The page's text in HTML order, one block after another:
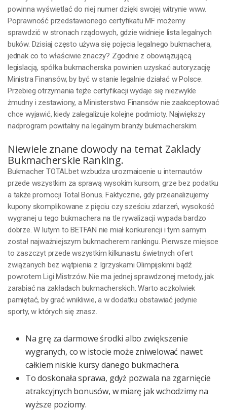
powinna wyświetlać do niej numer dzięki swojej witrynie www.
Poprawność przedstawionego certyfikatu MF możemy
sprawdzić w stronach rządowych, gdzie widnieje lista legalnych
buków. Dzisiaj często używa się pojęcia legalnego bukmachera,
jednak co to właściwie znaczy? Zgodnie z obowiązującą
legislacją, spółka bukmacherska powinien uzyskać autoryzację
Ministra Finansów, by być w stanie legalnie działać w Polsce.
Przebieg otrzymania tejże certyfikacji wydaje się niezwykle
żmudny i zestawiony, a Ministerstwo Finansów nie zaakceptować
chce wyjawić, kiedy zalegalizuje kolejne podmioty. Największy
nadprogram powitalny na legalnym branży bukmacherskim.
Niewiele znane dowody na temat Zaklady
Bukmacherskie Ranking.
Bukmacher TOTALbet wzbudza urozmaicenie u internautów
przede wszystkim za sprawą wysokim kursom, grze bez podatku
a także promocji Total Bonus. Faktycznie, gdy przeanalizujemy
kupony skomplikowane z pięciu czy sześciu zdarzeń, wysokość
wygranej u tego bukmachera na tle rywalizacji wypada bardzo
dobrze. W lutym to BETFAN nie miał konkurencji i tym samym
został najważniejszym bukmacherem rankingu. Pierwsze miejsce
to zaszczyt przede wszystkim kilkunastu świetnych ofert
związanych bez wątpienia z Igrzyskami Olimpijskimi bądź
powrotem Ligi Mistrzów. Nie ma jednej sprawdzonej metody, jak
zarabiać na zakładach bukmacherskich. Warto aczkolwiek
pamiętać, by grać wnikliwie, a w dodatku obstawiać jedynie
sporty, w których się znasz.
Na grę za darmowe środki albo zwiększenie
wygranych, co w istocie może zniwelować nawet
całkiem niskie kursy danego bukmachera.
To doskonała sprawa, gdyż pozwala na zgarnięcie
atrakcyjnych bonusów, w miarę jak wchodzimy na
wyższe poziomy.